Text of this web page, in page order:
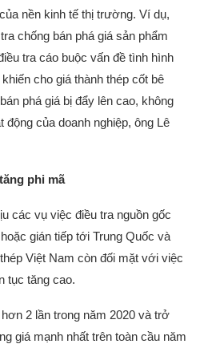
nền kinh tế thị trường. Ví dụ,
chống bán phá giá sản phẩm
tra cáo buộc vấn đề tình hình
cho giá thành thép cốt bê
phá giá bị đẩy lên cao, không
động của doanh nghiệp, ông Lê
phi mã
các vụ việc điều tra nguồn gốc
gián tiếp tới Trung Quốc và
Việt Nam còn đối mặt với việc
tục tăng cao.
2 lần trong năm 2020 và trở
giá mạnh nhất trên toàn cầu năm